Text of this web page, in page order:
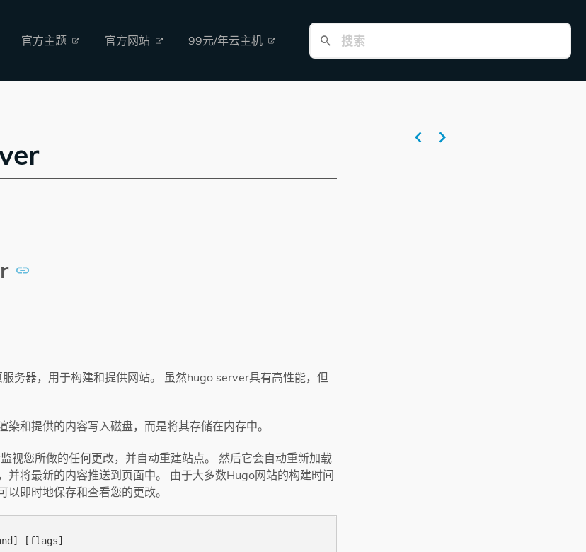
官方主题 官方网站 99元/年云主机
务器，用于构建和提供网站。 虽然hugo server具有高性能，但
染和提供的内容写入磁盘，而是将其存储在内存中。
视您所做的任何更改，并自动重建站点。 然后它会自动重新加载
并将最新的内容推送到页面中。 由于大多数Hugo网站的构建时间
以即时地保存和查看您的更改。